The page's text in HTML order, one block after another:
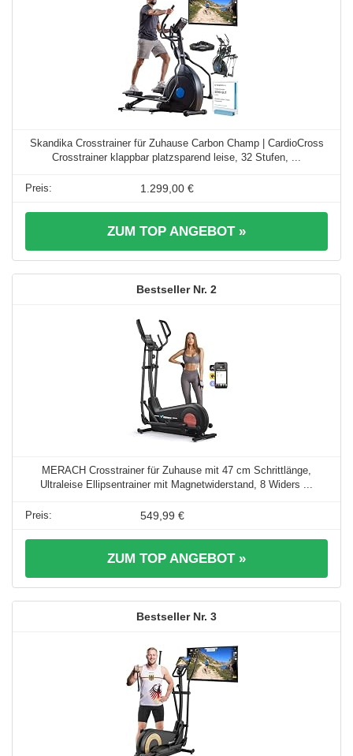
Skandika Crosstrainer für Zuhause Carbon Champ | CardioCross
Crosstrainer klappbar platzsparend leise, 32 Stufen, ...
1.299,00 €
ZUM TOP ANGEBOT »
2
MERACH Crosstrainer für Zuhause mit 47 cm Schrittlänge,
Ultraleise Ellipsentrainer mit Magnetwiderstand, 8 Widers ...
549,99 €
ZUM TOP ANGEBOT »
3